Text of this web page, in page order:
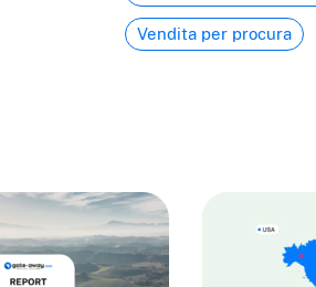
Vendita per procura